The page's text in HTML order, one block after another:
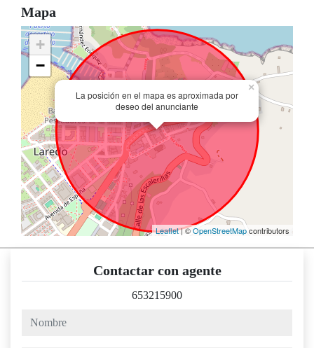
Mapa
La posición en el mapa es aproximada por
deseo del anunciante
×
+
−
Leaflet| ©OpenStreetMapcontributors
Contactar con agente
653215900
nombre